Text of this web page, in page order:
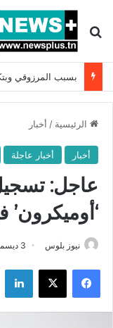
بحث عن
الرئيسية / أخبار
أخبار أخبار عاجلة
عاجل:
نيوز بلوس 3 ديسمبر، 2021
فيسبوك X